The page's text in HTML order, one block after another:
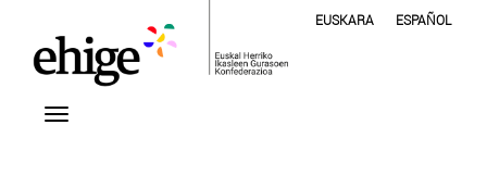
EUSKARA ESPAÑOL